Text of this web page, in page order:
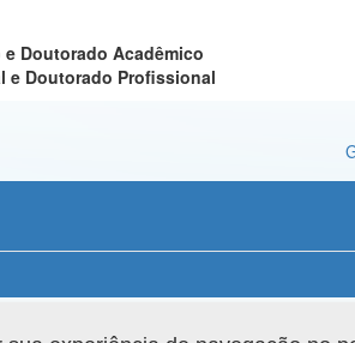
Doutorado Acadêmico
e Doutorado Profissional